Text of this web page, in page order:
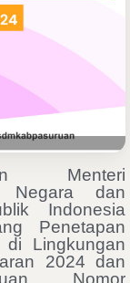
Negara dan
Indonesia
Penetapan
di Lingkungan
2024 dan